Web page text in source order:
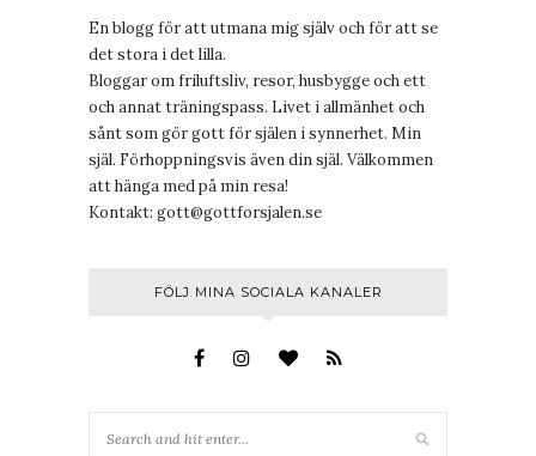
En blogg för att utmana mig själv och för att se
det stora i det lilla.
Bloggar om friluftsliv, resor, husbygge och ett
och annat träningspass. Livet i allmänhet och
sånt som gör gott för själen i synnerhet. Min
själ. Förhoppningsvis även din själ. Välkommen
att hänga med på min resa!
Kontakt: gott@gottforsjalen.se
FÖLJ MINA SOCIALA KANALER